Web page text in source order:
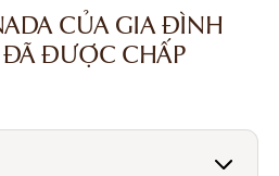
CỦA GIA ĐÌNH
ĐƯỢC CHẤP